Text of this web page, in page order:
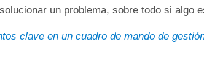
un problema, sobre todo si algo
clave en un cuadro de mando de